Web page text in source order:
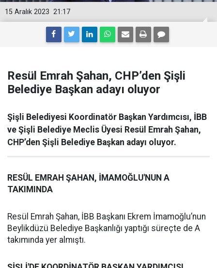
21:17
15 Aralık 2023
Resül Emrah Şahan, CHP’den Şişli
Belediye Başkan adayı oluyor
Şişli Belediyesi Koordinatör Başkan Yardımcısı, İBB
ve Şişli Belediye Meclis Üyesi Resül Emrah Şahan,
CHP’den Şişli Belediye Başkan adayı oluyor.
RESÜL EMRAH ŞAHAN, İMAMOĞLU'NUN A
TAKIMINDA
Resül Emrah Şahan, İBB Başkanı Ekrem İmamoğlu’nun
Beylikdüzü Belediye Başkanlığı yaptığı süreçte de A
takımında yer almıştı.